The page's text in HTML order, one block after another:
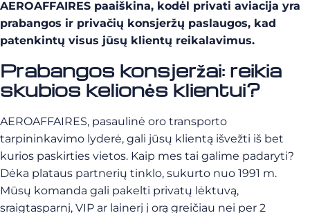
AEROAFFAIRES paaiškina, kodėl privati aviacija yra
prabangos ir privačių konsjeržų paslaugos, kad
patenkintų visus jūsų klientų reikalavimus.
Prabangos konsjeržai: reikia
skubios kelionės klientui?
AEROAFFAIRES, pasaulinė oro transporto
tarpininkavimo lyderė, gali jūsų klientą išvežti iš bet
kurios paskirties vietos. Kaip mes tai galime padaryti?
Dėka plataus partnerių tinklo, sukurto nuo 1991 m.
Mūsų komanda gali pakelti privatų lėktuvą,
sraigtasparnį, VIP ar lainerį į orą greičiau nei per 2